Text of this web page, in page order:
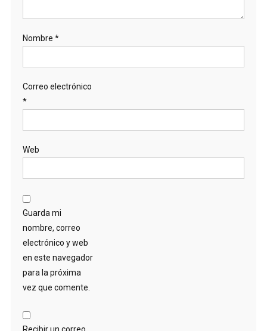
Nombre *
Correo electrónico
*
Web
Guarda mi
nombre, correo
electrónico y web
en este navegador
para la próxima
vez que comente.
Recibir un correo